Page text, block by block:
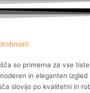
so primerna za vse
in eleganten izgled
slovijo po kvalitetni in